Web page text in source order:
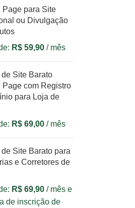
Page para Site
ou Divulgação
R$59,90 / mês
Site Barato
Page com Registro
para Loja de
R$69,00 / mês
Site Barato para
e Corretores de
R$69,90 / mês e
de inscrição de